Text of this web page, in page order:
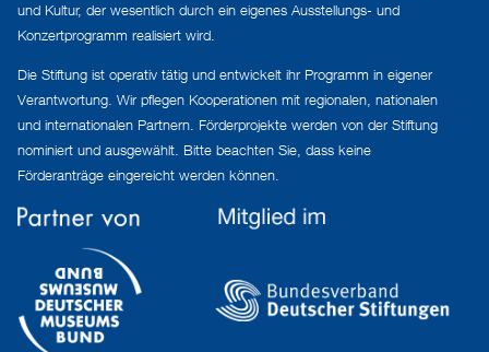
und Kultur, der wesentlich durch ein eigenes Ausstellungs- und
Konzertprogramm realisiert wird.
Die Stiftung ist operativ tätig und entwickelt ihr Programm in eigener
Verantwortung. Wir pflegen Kooperationen mit regionalen, nationalen
und internationalen Partnern. Förderprojekte werden von der Stiftung
nominiert und ausgewählt. Bitte beachten Sie, dass keine
Förderanträge eingereicht werden können.